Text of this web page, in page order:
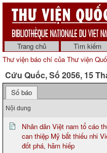
Trang chủ Tìm kiếm
Thư viện báo chí của Thư viện
Cứu Quốc, Số 2056, 15
Số báo
Nội dung
Nhân dân Việt nam tổ cáo
can thiệp Mỹ bắt thiếu nhi
đốt phá, hãm hiếp